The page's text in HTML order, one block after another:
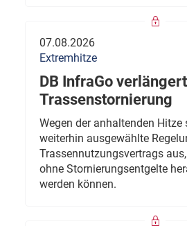
07.08.2026
Extremhitze
DB InfraGo
Trassenstornierung
Wegen der anhaltenden Hitze
weiterhin ausgewählte
Trassennutzungsvertrags
ohne Stornierungsentgelte
werden können.